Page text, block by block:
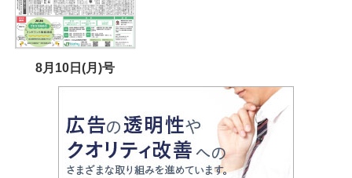
8月10日(月)号